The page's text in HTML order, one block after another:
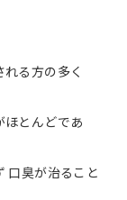
る方の多く
とんどであ
口臭が治ること